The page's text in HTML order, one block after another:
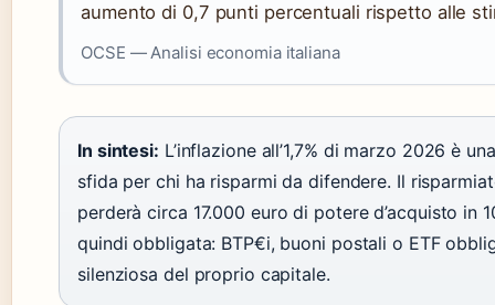
aumento di 0,7 punti percentuali rispetto alle
OCSE — Analisi economia italiana
In sintesi: L’inflazione all’1,7% di marzo 2026 è
sfida per chi ha risparmi da difendere. Il
perderà circa 17.000 euro di potere d’acquisto in
quindi obbligata: BTP€i, buoni postali o ETF
silenziosa del proprio capitale.